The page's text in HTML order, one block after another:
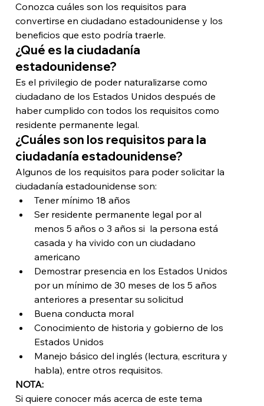
Conozca cuáles son los requisitos para
convertirse en ciudadano estadounidense y los
beneficios que esto podría traerle.
¿Qué es la ciudadanía
estadounidense?
Es el privilegio de poder naturalizarse como
ciudadano de los Estados Unidos después de
haber cumplido con todos los requisitos como
residente permanente legal.
¿Cuáles son los requisitos para la
ciudadanía estadounidense?
Algunos de los requisitos para poder solicitar la
ciudadanía estadounidense son:
Tener mínimo 18 años
Ser residente permanente legal por al
menos 5 años o 3 años si  la persona está
casada y ha vivido con un ciudadano
americano
Demostrar presencia en los Estados Unidos
por un mínimo de 30 meses de los 5 años
anteriores a presentar su solicitud
Buena conducta moral
Conocimiento de historia y gobierno de los
Estados Unidos
Manejo básico del inglés (lectura, escritura y
habla), entre otros requisitos.
NOTA:
Si quiere conocer más acerca de este tema